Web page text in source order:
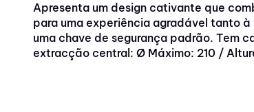
Apresenta um design cativante que
para uma experiência agradável tanto
uma chave de segurança padrão. Tem
extracção central: Ø Máximo: 210 /